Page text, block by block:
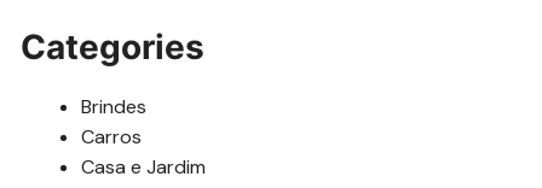
Categories
Brindes
Carros
Casa e Jardim